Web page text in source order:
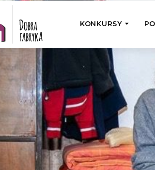
KONKURSY
Wyjedź z Nami
Odwiedź
działamy
Przybij 5 w 7
Wyjedź do
Żakowskim z